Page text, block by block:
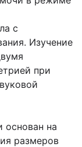
с
Изучение
при
основан на
размеров